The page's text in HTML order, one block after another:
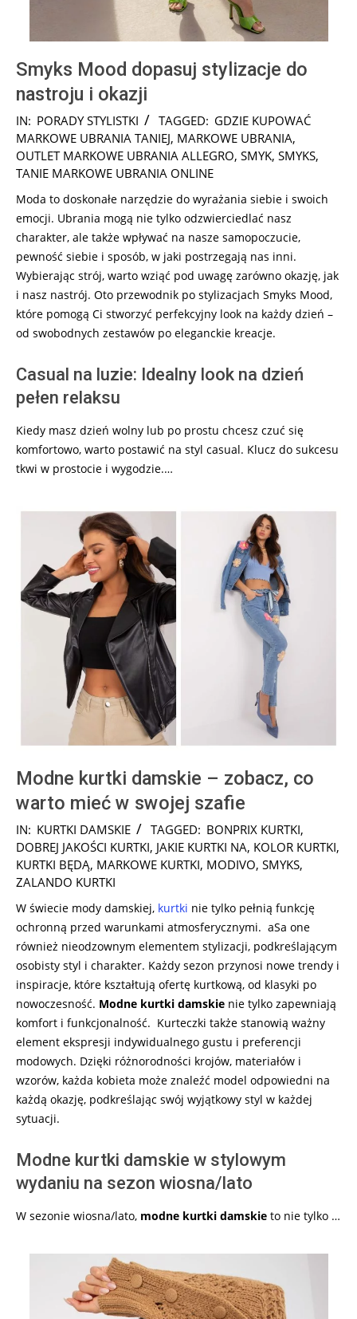
Smyks Mood dopasuj stylizacje do
nastroju i okazji
2024-
12-
20
IN: PORADY STYLISTKI TAGGED: GDZIE KUPOWAĆ
MARKOWE UBRANIA TANIEJ, MARKOWE UBRANIA,
OUTLET MARKOWE UBRANIA ALLEGRO, SMYK, SMYKS,
TANIE MARKOWE UBRANIA ONLINE
Moda to doskonałe narzędzie do wyrażania siebie i swoich
emocji. Ubrania mogą nie tylko odzwierciedlać nasz
charakter, ale także wpływać na nasze samopoczucie,
pewność siebie i sposób, w jaki postrzegają nas inni.
Wybierając strój, warto wziąć pod uwagę zarówno okazję, jak
i nasz nastrój. Oto przewodnik po stylizacjach Smyks Mood,
które pomogą Ci stworzyć perfekcyjny look na każdy dzień –
od swobodnych zestawów po eleganckie kreacje.
Casual na luzie: Idealny look na dzień
pełen relaksu
Kiedy masz dzień wolny lub po prostu chcesz czuć się
komfortowo, warto postawić na styl casual. Klucz do sukcesu
tkwi w prostocie i wygodzie.…
Modne kurtki damskie – zobacz, co
warto mieć w swojej szafie
2024-
12-
19
IN: KURTKI DAMSKIE TAGGED: BONPRIX KURTKI,
DOBREJ JAKOŚCI KURTKI, JAKIE KURTKI NA, KOLOR KURTKI,
KURTKI BĘDĄ, MARKOWE KURTKI, MODIVO, SMYKS,
ZALANDO KURTKI
W świecie mody damskiej, kurtki nie tylko pełnią funkcję
ochronną przed warunkami atmosferycznymi. aSa one
również nieodzownym elementem stylizacji, podkreślającym
osobisty styl i charakter. Każdy sezon przynosi nowe trendy i
inspiracje, które kształtują ofertę kurtkową, od klasyki po
nowoczesność. Modne kurtki damskie nie tylko zapewniają
komfort i funkcjonalność. Kurteczki także stanowią ważny
element ekspresji indywidualnego gustu i preferencji
modowych. Dzięki różnorodności krojów, materiałów i
wzorów, każda kobieta może znaleźć model odpowiedni na
każdą okazję, podkreślając swój wyjątkowy styl w każdej
sytuacji.
Modne kurtki damskie w stylowym
wydaniu na sezon wiosna/lato
W sezonie wiosna/lato, modne kurtki damskie to nie tylko …